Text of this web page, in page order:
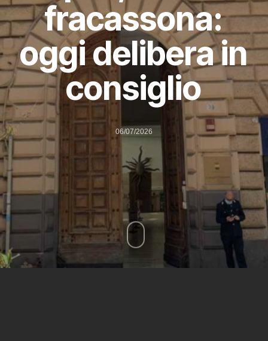
fracassona:
oggi delibera in
consiglio
06/07/2026